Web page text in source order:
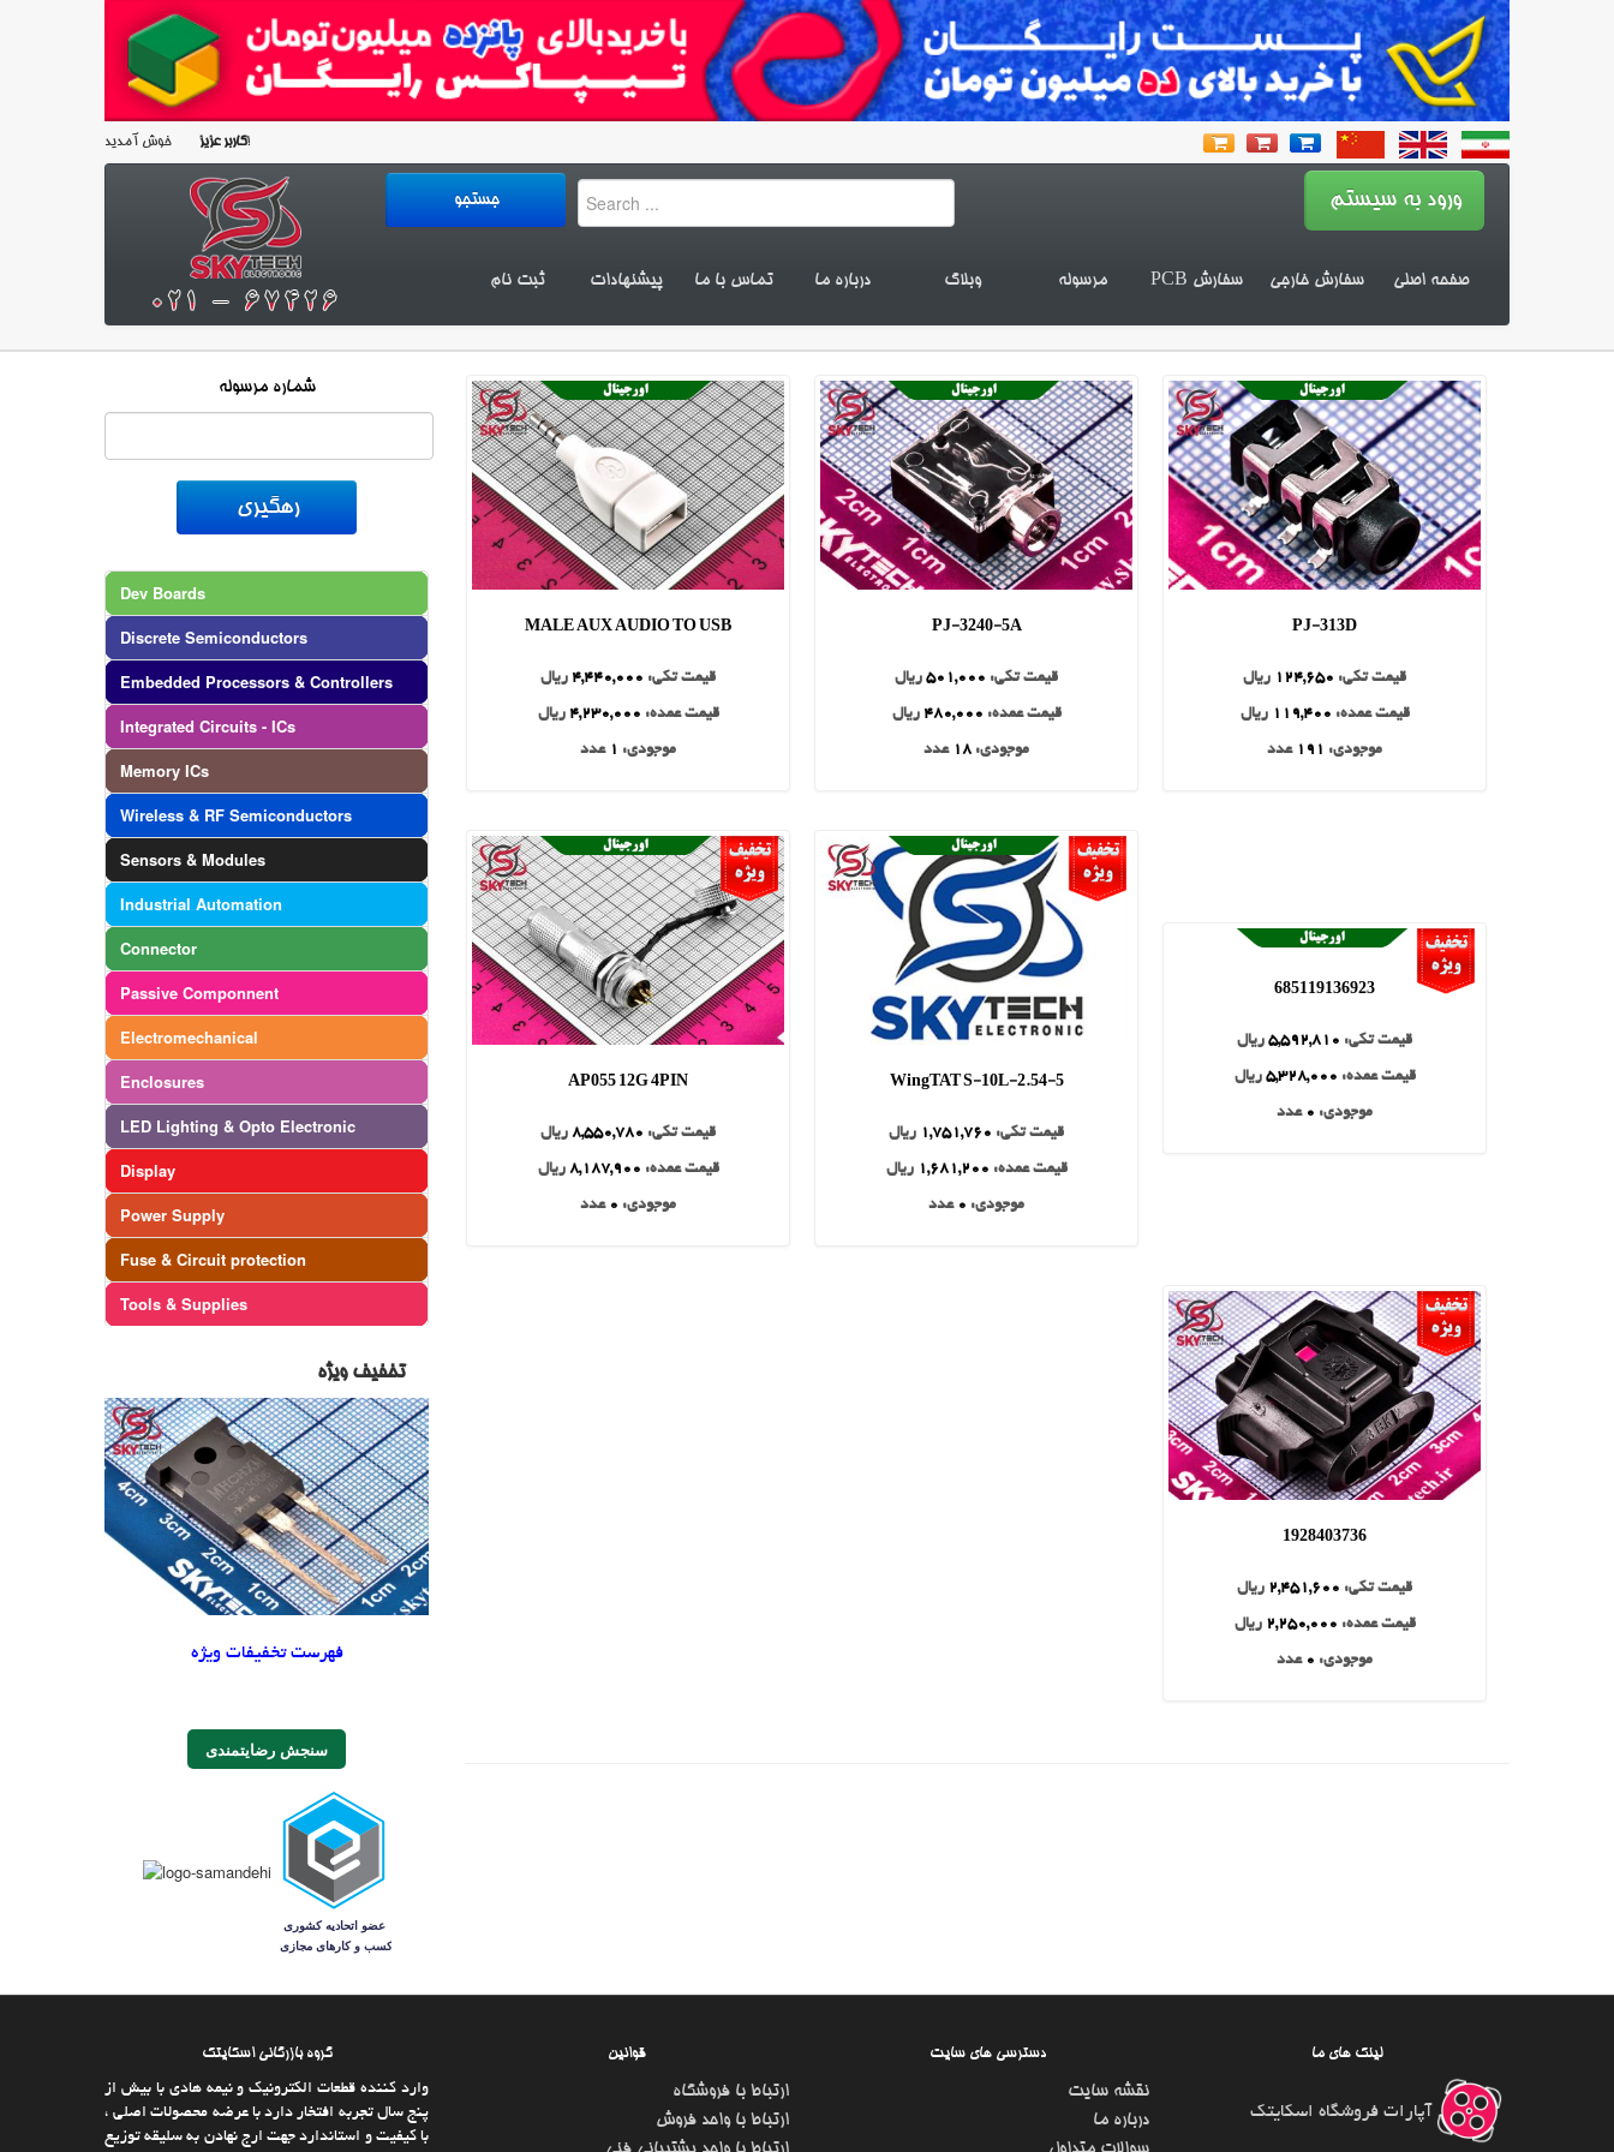
کاربر عزیزخوش آمدید!
صفحه اصلی سفارش خارجی سفارش PCB مرسوله وبلاگ درباره ما تماس با ما پیشنهادات ثبت نام
شماره مرسوله
Dev Boards
Discrete Semiconductors
Embedded Processors & Controllers
Integrated Circuits - ICs
Memory ICs
Wireless & RF Semiconductors
Sensors & Modules
Industrial Automation
Connector
Passive Componnent
Electromechanical
Enclosures
LED Lighting & Opto Electronic
Display
Power Supply
Fuse & Circuit protection
Tools & Supplies
تخفیف ویژه
فهرست تخفیفات ویژه
سنجش رضایتمندی
PJ-313D
قیمت تکی: 124,650 ریال
قیمت عمده: 119,400 ریال
موجودی: 191 عدد
PJ-3240-5A
قیمت تکی: 501,000 ریال
قیمت عمده: 480,000 ریال
موجودی: 18 عدد
MALE AUX AUDIO TO USB
قیمت تکی: 4,440,000 ریال
قیمت عمده: 4,230,000 ریال
موجودی: 1 عدد
685119136923
قیمت تکی: 5,592,810 ریال
قیمت عمده: 5,328,000 ریال
موجودی: 0 عدد
WingTAT S-10L-2.54-5
قیمت تکی: 1,751,760 ریال
قیمت عمده: 1,681,200 ریال
موجودی: 0 عدد
AP055 12G 4PIN
قیمت تکی: 8,550,780 ریال
قیمت عمده: 8,187,900 ریال
موجودی: 0 عدد
1928403736
قیمت تکی: 2,451,600 ریال
قیمت عمده: 2,250,000 ریال
موجودی: 0 عدد
گروه بازرگانی اسکایتک
وارد كننده قطعات الکترونیک و نیمه هادی با بیش از
پنج سال تجربه افتخار دارد با عرضه محصولات اصلی ،
با كیفیت و استاندارد جهت ارج نهادن به سلیقه توزیع
قوانین
ارتباط با فروشگاه
ارتباط با واحد فروش
دسترسی های سایت
نقشه سایت
درباره ما
لینک های ما
آپارات فروشگاه اسکایتک